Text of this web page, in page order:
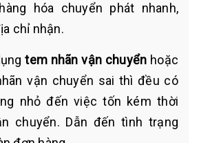
hóa chuyển phát nhanh,
chỉ nhận.
tem nhãn vận chuyển hoặc
vận chuyển sai thì đều có
nhỏ đến việc tốn kém thời
chuyển. Dẫn đến tình trạng